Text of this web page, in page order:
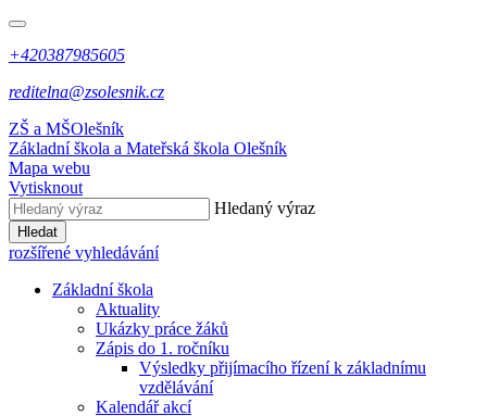
+420387985605
reditelna@zsolesnik.cz
ZŠ a MŠOlešník
Základní škola a Mateřská škola Olešník
Mapa webu
Vytisknout
Hledaný výraz
Hledat
rozšířené vyhledávání
Základní škola
Aktuality
Ukázky práce žáků
Zápis do 1. ročníku
Výsledky přijímacího řízení k základnímu
vzdělávání
Kalendář akcí